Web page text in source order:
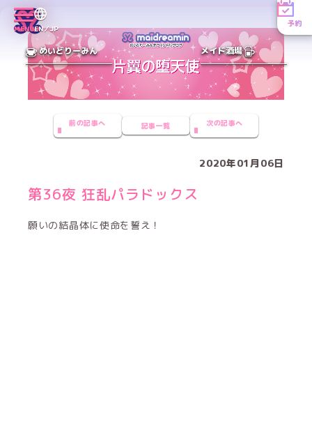
MENUEN／JP
予約
めいどりーみん メイド酒場
前の記事へ 記事一覧 次の記事へ
2020年01月06日
第36夜 狂乱パラドックス
願いの結晶体に使命を誓え！